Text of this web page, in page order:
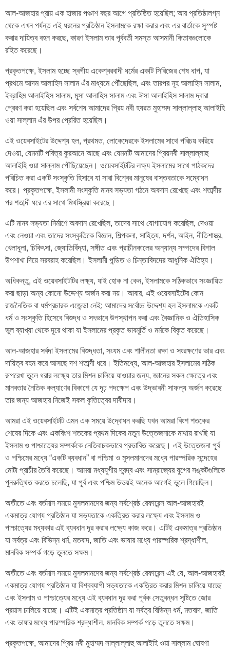
আল-আজহার প্রায় এক হাজার পঞ্চাশ বছর আগে প্রতিষ্ঠিত হয়েছিল; আর প্রতিষ্ঠালগ্ন
থেকে এখন পর্যন্ত এই ধরনের প্রতিষ্ঠান ইসলামকে রক্ষা করার এবং এর বার্তাকে সুস্পষ্ট
করার দায়িত্ব বহন করছে, কারণ ইসলাম তার পূর্ববর্তী সমস্ত আসমানী কিতাবগুলোকে
রহিত করেছে।
প্রকৃতপক্ষে, ইসলাম হচ্ছে স্বর্গীয় একেশ্বরবাদী ধর্মের একটি সিরিজের শেষ ধাপ, যা
প্রথমে আদম আলাহিস সালাম এঁর মাধ্যমে পৌঁছেছিল, এবং তারপর নূহ আলাহিস সালাম,
ইব্রাহিম আলাইহিস সালাম, মূসা আলাহিস সালাম এবং ঈসা আলাইহিস সালাম দ্বারা
প্রেরণ করা হয়েছিল এবং সর্বশেষ আমাদের প্রিয় নবী হযরত মুহাম্মদ সাল্লাল্লাহু আলাইহি
ওয়া সাল্লাম এঁর উপর প্রেরিত হয়েছিল।
এই ওয়েবসাইটের উদ্দেশ্য হল, প্রথমত, লোকেদেরকে ইসলামের সাথে পরিচয় করিয়ে
দেওয়া, যেমনটি পবিত্র কুরআনে আছে এবং যেমনটি আমাদের প্রিয়নবী সাল্লাল্লাহু
আলাইহি ওয়া সাল্লাম পৌঁছিয়েছেন। ওয়েবসাইটটির লক্ষ্য ইসলামের সাথে পাঠকদের
পরিচিত করা একটি সংস্কৃতি হিসাবে যা সারা বিশ্বের মানুষের বাস্তবতাকে সম্বোধন
করে। প্রকৃতপক্ষে, ইসলামী সংস্কৃতি মানব সভ্যতা গঠনে অবদান রেখেছে এবং শতাব্দীর
পর শতাব্দী ধরে এর সাথে মিথস্ক্রিয়া করেছে।
এটি মানব সভ্যতা নির্মাণে অবদান রেখেছিল, তাদের সাথে যোগাযোগ করেছিল, দেওয়া
এবং নেওয়া এবং তাদের সংস্কৃতিকে বিজ্ঞান, শিল্পকলা, সাহিত্য, দর্শন, আইন, নীতিশাস্ত্র,
খেলাধুলা, চিকিৎসা, জ্যোতির্বিদ্যা, সঙ্গীত এবং প্রাচীনকালের অন্যান্য সম্পদের বিশাল
উপশাখা দিয়ে সরবরাহ করেছিল। ইসলামী পন্ডিত ও চিন্তাবিদদের আধুনিক ঐতিহ্য।
অধিকন্তু, এই ওয়েবসাইটটির লক্ষ্য, যাই হোক না কেন, ইসলামকে সঠিকভাবে সংজ্ঞায়িত
করা ছাড়া অন্য কোনো উদ্দেশ্য অর্জন করা নয়। আবার, এই ওয়েবসাইটের কোন
রাজনৈতিক বা ধর্মপ্রচারক এজেন্ডা নেই; আমাদের সর্বোচ্চ উদ্দেশ্য হল ইসলামকে একটি
ধর্ম ও সংস্কৃতি হিসেবে বিশুদ্ধ ও সৎভাবে উপস্থাপন করা এবং বৈজ্ঞানিক ও ঐতিহাসিক
ভুল ব্যাখ্যা থেকে দূরে থাকা যা ইসলামের প্রকৃত ভাবমূর্তি ও মর্মকে বিকৃত করেছে।
আল-আজহার সর্বদা ইসলামের বিশুদ্ধতা, সংযম এবং শালীনতা রক্ষা ও সংরক্ষণের ভার এবং
দায়িত্ব বহন করে আসছে দশ শতাব্দী ধরে। ইতিমধ্যে, আল-আজহার ইসলামের সঠিক
রূপরেখা তুলে ধরার লক্ষ্যে তার মিশন চালিয়ে যাওয়ার জন্য, জ্ঞানের সকল ক্ষেত্রে এবং
মানবতার নৈতিক কল্যাণের বিকাশে যে দৃঢ় পদক্ষেপ এবং উদ্ভাবনী সাফল্য অর্জন করেছে
তার জন্য আজহার নিজেই সকল কৃতিত্বের দাবীদার।
আমরা এই ওয়েবসাইটটি এমন এক সময়ে উদ্বোধন করছি যখন আমরা বিংশ শতকের
শেষের দিকে এবং একবিংশ শতকের প্রথম দিকের নতুন উত্তেজনাকে মাথায় রাখছি যা
ইসলাম ও পাশ্চাত্যের সম্পর্ককে নেতিবাচকভাবে প্রভাবিত করেছে। এই উত্তেজনা পূর্ব
ও পশ্চিমের মধ্যে “একটি ব্যবধান” বা পশ্চিমা ও মুসলমানদের মধ্যে পারস্পরিক সন্দেহের
মোটা প্রাচীর তৈরি করেছে। আমরা মধ্যযুগীয় দ্বন্দ্ব এবং সাম্রাজ্যের যুগের সঙ্কটগুলিকে
পুনরুত্থিত করতে চলেছি, যা পূর্ব এবং পশ্চিম উভয়ই অনেক আগেই ভুলে গিয়েছিল।
অতীতে এবং বর্তমান সময়ে মুসলমানদের জন্য সর্বশ্রেষ্ঠ রেফারেন্স আল-আজহারই
একমাত্র যোগ্য প্রতিষ্ঠান যা সভ্যতাকে একত্রিত করার লক্ষ্যে এবং ইসলাম ও
পাশ্চাত্যের মধ্যকার এই ব্যবধান দূর করার লক্ষ্যে কাজ করে। এটিই একমাত্র প্রতিষ্ঠান
যা সর্বত্র এবং বিভিন্ন ধর্ম, মতবাদ, জাতি এবং ভাষার মধ্যে পারস্পরিক শ্রদ্ধাশীল,
মানবিক সম্পর্ক গড়ে তুলতে সক্ষম।
অতীতে এবং বর্তমান সময়ে মুসলমানদের জন্য সর্বশ্রেষ্ঠ রেফারেন্স এই যে, আল-আজহারই
একমাত্র যোগ্য প্রতিষ্ঠান যা বিশ্বব্যাপী সভ্যতাকে একত্রিত করার মিশন চালিয়ে যাচ্ছে
এবং ইসলাম ও পাশ্চাত্যের মধ্যে এই ব্যবধান দূর করা পূর্বক সেতুবন্ধন সৃষ্টিতে জোর
প্রয়াস চালিয়ে যাচ্ছে। এটিই একমাত্র প্রতিষ্ঠান যা সর্বত্র বিভিন্ন ধর্ম, মতবাদ, জাতি
এবং ভাষার মধ্যে পারস্পরিক শ্রদ্ধাশীল, মানবিক সম্পর্ক গড়ে তুলতে সক্ষম।
প্রকৃতপক্ষে, আমাদের প্রিয় নবী মুহাম্মদ সাল্লাল্লাহু আলাইহি ওয়া সাল্লাম ঘোষণা